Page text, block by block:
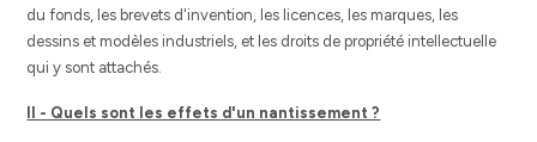
du fonds, les brevets d'invention, les licences, les marques, les
dessins et modèles industriels, et les droits de propriété intellectuelle
qui y sont attachés.
II - Quels sont les effets d'un nantissement ?